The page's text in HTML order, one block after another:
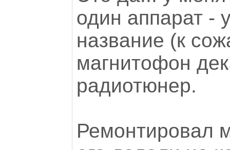
один аппарат -
название (к
магнитофон
радиотюнер.
Ремонтировал